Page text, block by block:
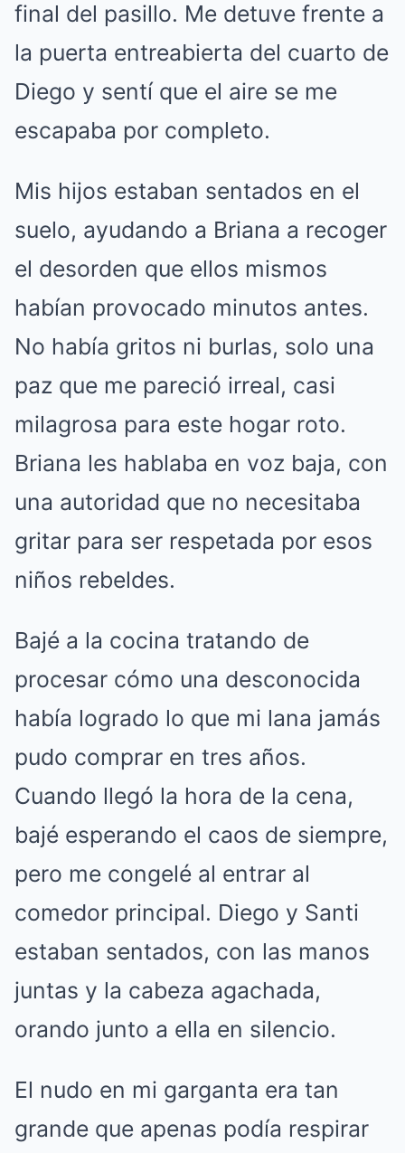
final del pasillo. Me detuve frente a
la puerta entreabierta del cuarto de
Diego y sentí que el aire se me
escapaba por completo.
Mis hijos estaban sentados en el
suelo, ayudando a Briana a recoger
el desorden que ellos mismos
habían provocado minutos antes.
No había gritos ni burlas, solo una
paz que me pareció irreal, casi
milagrosa para este hogar roto.
Briana les hablaba en voz baja, con
una autoridad que no necesitaba
gritar para ser respetada por esos
niños rebeldes.
Bajé a la cocina tratando de
procesar cómo una desconocida
había logrado lo que mi lana jamás
pudo comprar en tres años.
Cuando llegó la hora de la cena,
bajé esperando el caos de siempre,
pero me congelé al entrar al
comedor principal. Diego y Santi
estaban sentados, con las manos
juntas y la cabeza agachada,
orando junto a ella en silencio.
El nudo en mi garganta era tan
grande que apenas podía respirar